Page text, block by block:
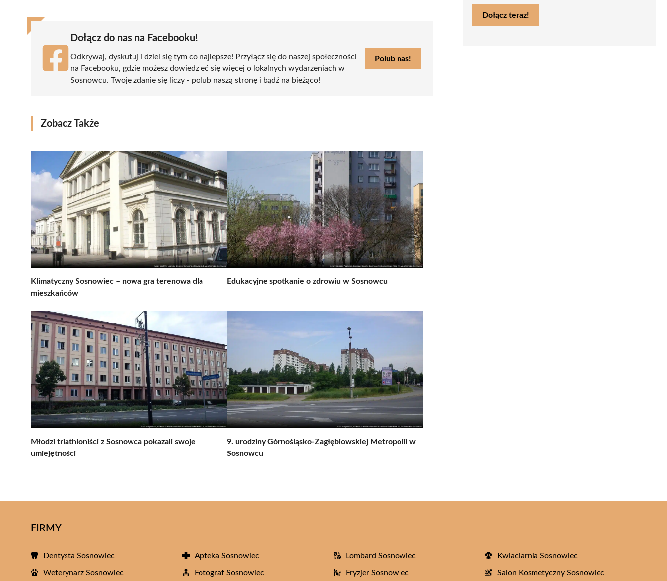
Dołącz do nas na Facebooku!
Odkrywaj, dyskutuj i dziel się tym co najlepsze! Przyłącz się do naszej społeczności
na Facebooku, gdzie możesz dowiedzieć się więcej o lokalnych wydarzeniach w
Sosnowcu. Twoje zdanie się liczy - polub naszą stronę i bądź na bieżąco!
Polub nas!
Zobacz Także
Klimatyczny Sosnowiec – nowa gra terenowa dla
mieszkańców
Edukacyjne spotkanie o zdrowiu w Sosnowcu
Młodzi triathloniści z Sosnowca pokazali swoje
umiejętności
9. urodziny Górnośląsko-Zagłębiowskiej Metropolii w
Sosnowcu
Dołącz teraz!
FIRMY
Dentysta Sosnowiec Apteka Sosnowiec Lombard Sosnowiec Kwiaciarnia Sosnowiec
Weterynarz Sosnowiec Fotograf Sosnowiec Fryzjer Sosnowiec Salon Kosmetyczny Sosnowiec